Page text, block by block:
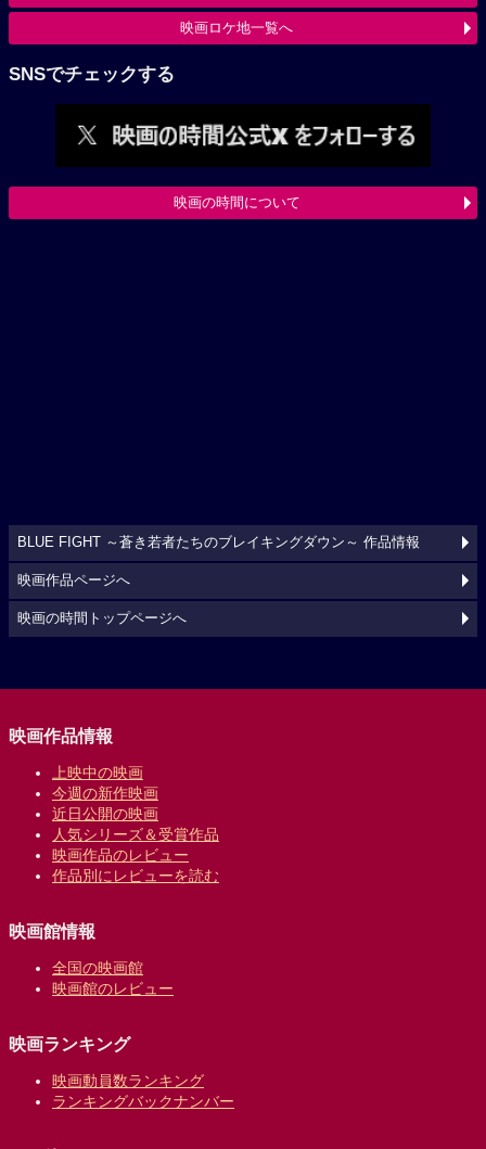
映画ロケ地一覧へ
SNSでチェックする
映画の時間について
BLUE FIGHT ～蒼き若者たちのブレイキングダウン～ 作品情報
映画作品ページへ
映画の時間トップページへ
映画作品情報
上映中の映画
今週の新作映画
近日公開の映画
人気シリーズ＆受賞作品
映画作品のレビュー
作品別にレビューを読む
映画館情報
全国の映画館
映画館のレビュー
映画ランキング
映画動員数ランキング
ランキングバックナンバー